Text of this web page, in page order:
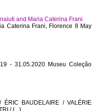
and Maria Caterina Frani
Caterina Frani, Florence 8 May
- 31.05.2020 Museu Coleção
BAUDELAIRE / VALÉRIE
/ (...)